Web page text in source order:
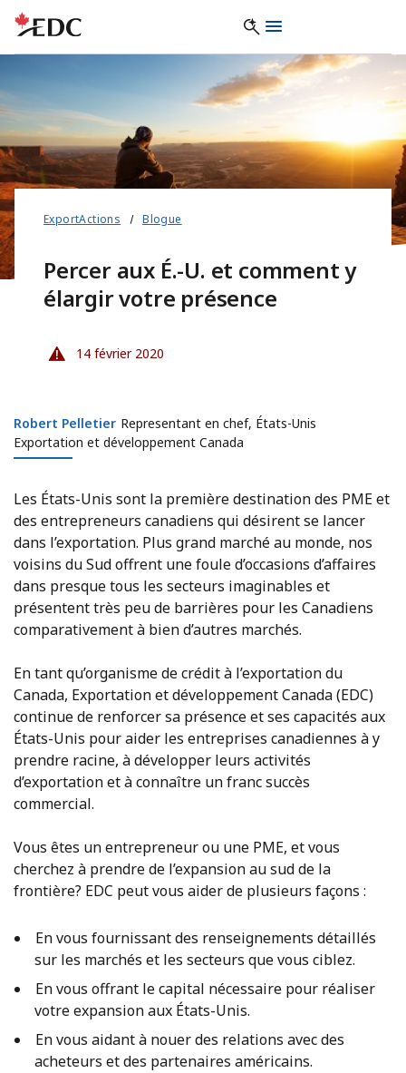
ExportActions Blogue
Percer aux É.-U. et comment y
élargir votre présence
14 février 2020
Robert Pelletier
Robert Pelletier Representant en chef, États-Unis
Exportation et développement Canada
Les États-Unis sont la première destination des PME et
des entrepreneurs canadiens qui désirent se lancer
dans l’exportation. Plus grand marché au monde, nos
voisins du Sud offrent une foule d’occasions d’affaires
dans presque tous les secteurs imaginables et
présentent très peu de barrières pour les Canadiens
comparativement à bien d’autres marchés.
En tant qu’organisme de crédit à l’exportation du
Canada, Exportation et développement Canada (EDC)
continue de renforcer sa présence et ses capacités aux
États-Unis pour aider les entreprises canadiennes à y
prendre racine, à développer leurs activités
d’exportation et à connaître un franc succès
commercial.
Vous êtes un entrepreneur ou une PME, et vous
cherchez à prendre de l’expansion au sud de la
frontière? EDC peut vous aider de plusieurs façons :
En vous fournissant des renseignements détaillés
sur les marchés et les secteurs que vous ciblez.
En vous offrant le capital nécessaire pour réaliser
votre expansion aux États-Unis.
En vous aidant à nouer des relations avec des
acheteurs et des partenaires américains.